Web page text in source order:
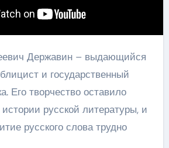
Державин – выдающийся
и государственный
Его творчество оставило
русской литературы, и
русского слова трудно